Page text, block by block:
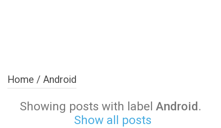
Home / Android
Showing posts with label Android .
Show all posts